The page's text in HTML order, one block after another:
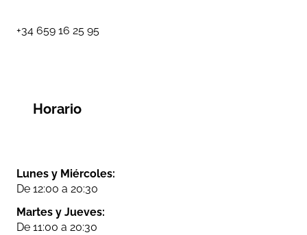
+34 659 16 25 95
Horario
Lunes y Miércoles:
De 12:00 a 20:30
Martes y Jueves:
De 11:00 a 20:30